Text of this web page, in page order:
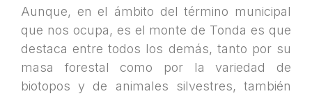
Aunque, en el ámbito del término municipal
que nos ocupa, es el monte de Tonda es que
destaca entre todos los demás, tanto por su
masa forestal como por la variedad de
biotopos y de animales silvestres, también